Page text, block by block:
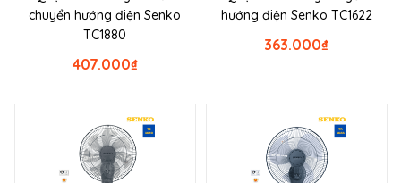
chuyển hướng điện Senko
TC1880
₫
407.000
hướng điện Senko TC1622
₫
363.000